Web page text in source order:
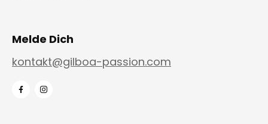
Melde Dich
kontakt@gilboa-passion.com